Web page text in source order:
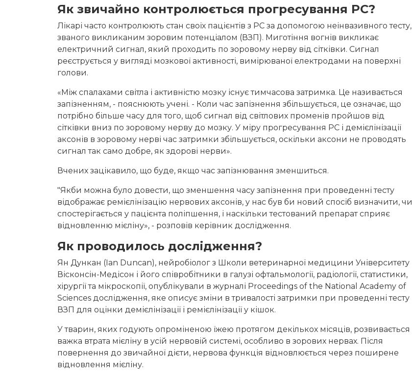
Як звичайно контролюється прогресування РС?
Лікарі часто контролюють стан своїх пацієнтів з РС за допомогою неінвазивного тесту,
званого викликаним зоровим потенціалом (ВЗП). Миготіння вогнів викликає
електричний сигнал, який проходить по зоровому нерву від сітківки. Сигнал
реєструється у вигляді мозкової активності, вимірюваної електродами на поверхні
голови.
«Між спалахами світла і активністю мозку існує тимчасова затримка. Це називається
запізненням, - пояснюють учені. - Коли час запізнення збільшується, це означає, що
потрібно більше часу для того, щоб сигнал від світлових променів пройшов від
сітківки вниз по зоровому нерву до мозку. У міру прогресування РС і демієлінізації
аксонів в зоровому нерві час затримки збільшується, оскільки аксони не проводять
сигнал так само добре, як здорові нерви».
Вчених зацікавило, що буде, якщо час запізнювання зменшиться.
"Якби можна було довести, що зменшення часу запізнення при проведенні тесту
відображає ремієлінізацію нервових аксонів, у нас був би новий спосіб визначити, чи
спостерігається у пацієнта поліпшення, і наскільки тестований препарат сприяє
відновленню мієліну», - розповів керівник дослідження.
Як проводилось дослідження?
Ян Дункан (Ian Duncan), нейробіолог з Школи ветеринарної медицини Університету
Вісконсін-Медісон і його співробітники в галузі офтальмології, радіології, статистики,
хірургії та мікроскопії, опублікували в журналі Proceedings of the National Academy of
Sciences дослідження, яке описує зміни в тривалості затримки при проведенні тесту
ВЗП для оцінки демієлінізації і ремієлінізації у кішок.
У тварин, яких годують опроміненою їжею протягом декількох місяців, розвивається
важка втрата мієліну в усій нервовій системі, особливо в зорових нервах. Після
повернення до звичайної дієти, нервова функція відновлюється через поширене
відновлення мієліну.